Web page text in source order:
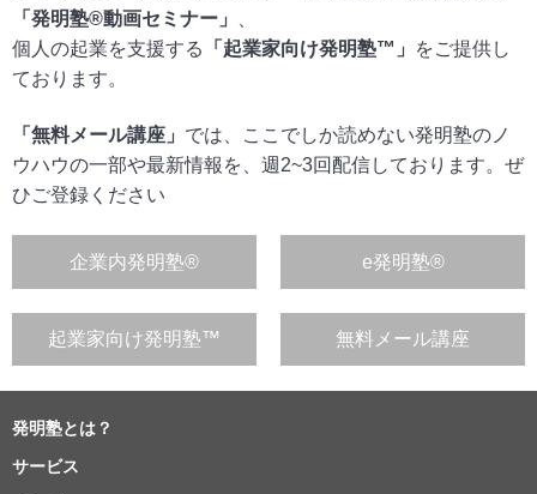
「発明塾®動画セミナー」
個人の起業を支援する
「起業家向け発明塾™」
をご提供し
ております。
「無料メール講座」 では、ここでしか読めない発明塾のノ
ウハウの一部や最新情報を、週2~3回配信しております。ぜ
ひご登録ください
企業内発明塾® e発明塾®
起業家向け発明塾™ 無料メール講座
発明塾とは？
サービス